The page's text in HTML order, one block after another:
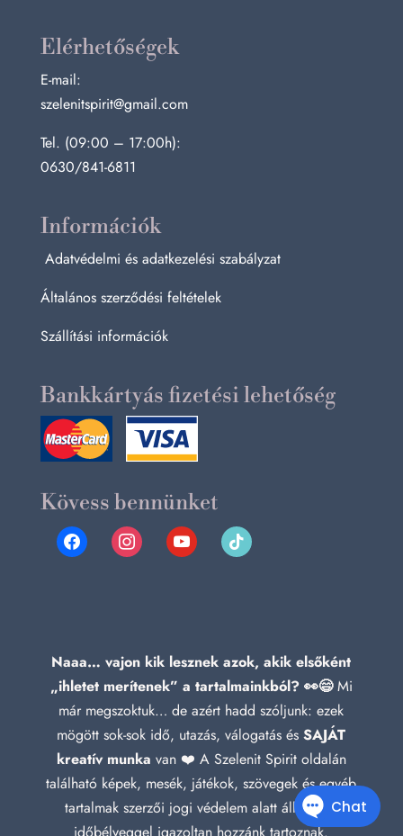
Elérhetőségek
E-mail:
szelenitspirit@gmail.com
Tel. (09:00 – 17:00h):
0630/841-6811
Információk
Adatvédelmi és adatkezelési szabályzat
Általános szerződési feltételek
Szállítási információk
Bankkártyás fizetési lehetőség
Kövess bennünket
facebookinstagramyoutube tiktok
Naaa… vajon kik lesznek azok, akik elsőként
„ihletet merítenek” a tartalmainkból? 👀😄Mi
már megszoktuk… de azért hadd szóljunk: ezek
mögött sok-sok idő, utazás, válogatás ésSAJÁT
kreatív munka van ❤️ A Szelenit Spirit oldalán
található képek, mesék, játékok, szövegek és egyéb
tartalmak szerzői jogi védelem alatt állnak, és